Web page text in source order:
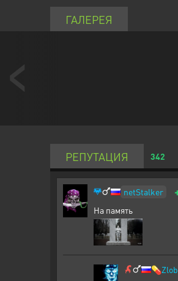
ГАЛЕРЕЯ
РЕПУТАЦИЯ 342
netStalker
На память
💊